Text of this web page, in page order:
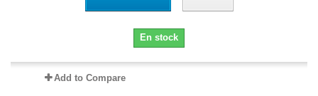
En stock
Add to Compare